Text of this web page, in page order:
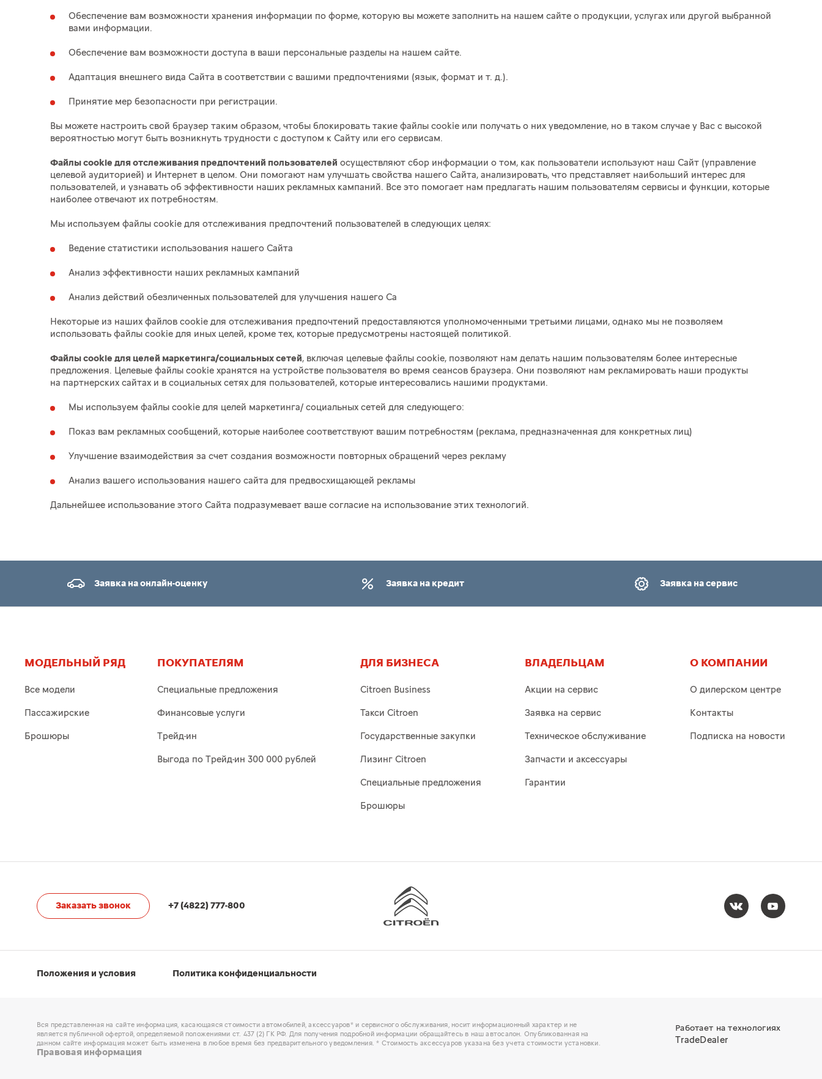
Обеспечение вам возможности хранения информации по форме, которую вы можете заполнить на нашем сайте о продукции, услугах или другой выбранной
вами информации.
Обеспечение вам возможности доступа в ваши персональные разделы на нашем сайте.
Адаптация внешнего вида Сайта в соответствии с вашими предпочтениями (язык, формат и т. д.).
Принятие мер безопасности при регистрации.
Вы можете настроить свой браузер таким образом, чтобы блокировать такие файлы cookie или получать о них уведомление, но в таком случае у Вас с высокой
вероятностью могут быть возникнуть трудности с доступом к Сайту или его сервисам.
Файлы cookie для отслеживания предпочтений пользователей осуществляют сбор информации о том, как пользователи используют наш Сайт (управление
целевой аудиторией) и Интернет в целом. Они помогают нам улучшать свойства нашего Сайта, анализировать, что представляет наибольший интерес для
пользователей, и узнавать об эффективности наших рекламных кампаний. Все это помогает нам предлагать нашим пользователям сервисы и функции, которые
наиболее отвечают их потребностям.
Мы используем файлы cookie для отслеживания предпочтений пользователей в следующих целях:
Ведение статистики использования нашего Сайта
Анализ эффективности наших рекламных кампаний
Анализ действий обезличенных пользователей для улучшения нашего Са
Некоторые из наших файлов cookie для отслеживания предпочтений предоставляются уполномоченными третьими лицами, однако мы не позволяем
использовать файлы cookie для иных целей, кроме тех, которые предусмотрены настоящей политикой.
Файлы cookie для целей маркетинга/социальных сетей, включая целевые файлы cookie, позволяют нам делать нашим пользователям более интересные
предложения. Целевые файлы cookie хранятся на устройстве пользователя во время сеансов браузера. Они позволяют нам рекламировать наши продукты
на партнерских сайтах и в социальных сетях для пользователей, которые интересовались нашими продуктами.
Мы используем файлы cookie для целей маркетинга/ социальных сетей для следующего:
Показ вам рекламных сообщений, которые наиболее соответствуют вашим потребностям (реклама, предназначенная для конкретных лиц)
Улучшение взаимодействия за счет создания возможности повторных обращений через рекламу
Анализ вашего использования нашего сайта для предвосхищающей рекламы
Дальнейшее использование этого Сайта подразумевает ваше согласие на использование этих технологий.
Заявка на онлайн-оценку Заявка на кредит Заявка на сервис
МОДЕЛЬНЫЙ РЯД
Все модели
Пассажирские
Брошюры
ПОКУПАТЕЛЯМ
Специальные предложения
Финансовые услуги
Трейд-ин
Выгода по Трейд-ин 300 000 рублей
ДЛЯ БИЗНЕСА
Citroen Business
Такси Citroen
Государственные закупки
Лизинг Citroen
Специальные предложения
Брошюры
ВЛАДЕЛЬЦАМ
Акции на сервис
Заявка на сервис
Техническое обслуживание
Запчасти и аксессуары
Гарантии
О КОМПАНИИ
О дилерском центре
Контакты
Подписка на новости
+7 (4822) 777-800
Заказать звонок
Положения и условия Политика конфиденциальности
Вся представленная на сайте информация, касающаяся стоимости автомобилей, аксессуаров* и сервисного обслуживания, носит информационный характер и не
является публичной офертой, определяемой положениями ст. 437 (2) ГК РФ. Для получения подробной информации обращайтесь в наш автосалон. Опубликованная на
данном сайте информация может быть изменена в любое время без предварительного уведомления. * Стоимость аксессуаров указана без учета стоимости установки.
Правовая информация
Работает на технологиях
TradeDealer